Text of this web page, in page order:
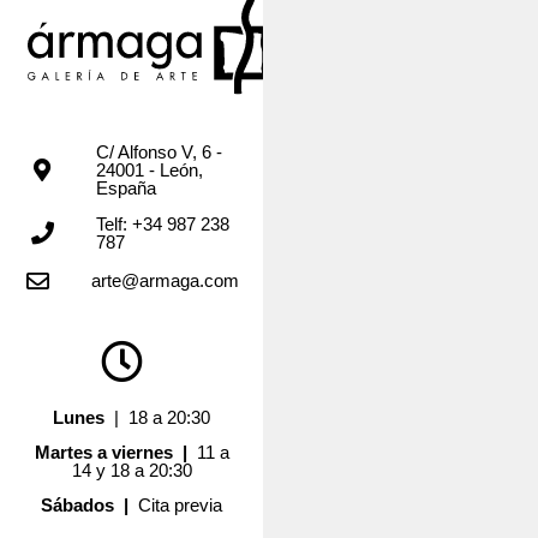
C/ Alfonso V, 6 -
24001 - León,
España
Telf: +34 987 238
787
arte@armaga.com
Lunes | 18 a 20:30
Martes a viernes | 11 a
14 y 18 a 20:30
Sábados |Cita previa